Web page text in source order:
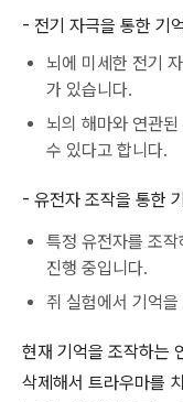
- 전기 자극을 통한 기
뇌에 미세한 전기
가 있습니다.
뇌의 해마와 연관
수 있다고 합니다.
- 유전자 조작을 통한
특정 유전자를 조
진행 중입니다.
쥐 실험에서 기억
현재 기억을 조작하는
삭제해서 트라우마를